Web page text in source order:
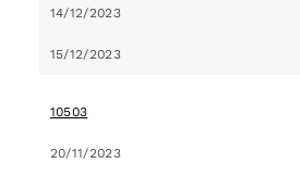
14/12/2023
15/12/2023
10503
20/11/2023